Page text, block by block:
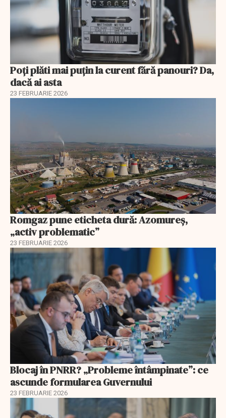
Poți plăti mai puțin la curent fără panouri? Da,
dacă ai asta
23 FEBRUARIE 2026
Romgaz pune eticheta dură: Azomureș,
„activ problematic”
23 FEBRUARIE 2026
Blocaj în PNRR? „Probleme întâmpinate”: ce
ascunde formularea Guvernului
23 FEBRUARIE 2026